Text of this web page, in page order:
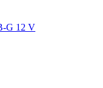
G 12 V